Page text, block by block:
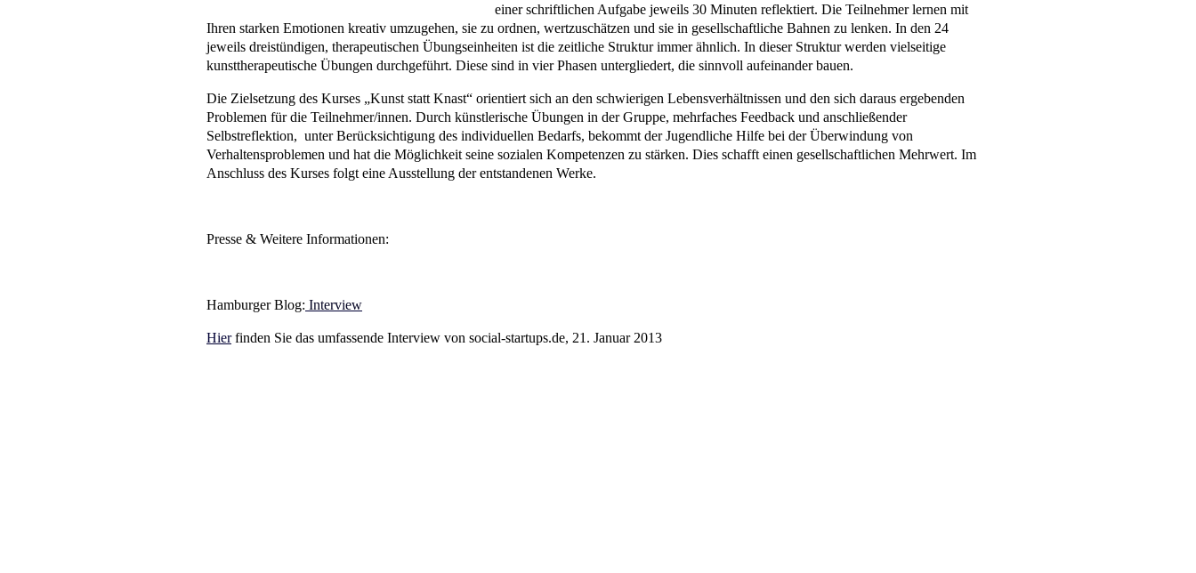
einer schriftlichen Aufgabe jeweils 30 Minuten reflektiert. Die Teilnehmer lernen mit
Ihren starken Emotionen kreativ umzugehen, sie zu ordnen, wertzuschätzen und sie in gesellschaftliche Bahnen zu lenken. In den 24
jeweils dreistündigen, therapeutischen Übungseinheiten ist die zeitliche Struktur immer ähnlich. In dieser Struktur werden vielseitige
kunsttherapeutische Übungen durchgeführt. Diese sind in vier Phasen untergliedert, die sinnvoll aufeinander bauen.
Die Zielsetzung des Kurses „Kunst statt Knast“ orientiert sich an den schwierigen Lebensverhältnissen und den sich daraus ergebenden
Problemen für die Teilnehmer/innen. Durch künstlerische Übungen in der Gruppe, mehrfaches Feedback und anschließender
Selbstreflektion, unter Berücksichtigung des individuellen Bedarfs, bekommt der Jugendliche Hilfe bei der Überwindung von
Verhaltensproblemen und hat die Möglichkeit seine sozialen Kompetenzen zu stärken. Dies schafft einen gesellschaftlichen Mehrwert. Im
Anschluss des Kurses folgt eine Ausstellung der entstandenen Werke.
Presse & Weitere Informationen:
Hamburger Blog: Interview
Hierfinden Sie das umfassende Interview von social-startups.de, 21. Januar 2013